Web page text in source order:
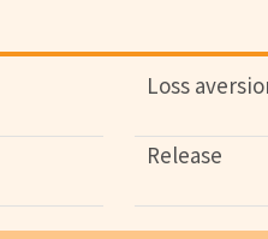
Loss
Release